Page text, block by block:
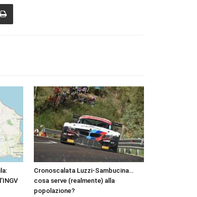
Cronoscalata Luzzi-Sambucina…
cosa serve (realmente) alla
popolazione?